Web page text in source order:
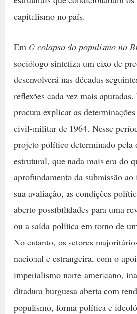
capitalismo no país.
Em O colapso do populismo no
sociólogo sintetiza um eixo de
desenvolverá nas décadas
reflexões cada vez mais
procura explicar as
civil-militar de 1964. Nesse
projeto político determinado pela
estrutural, que nada mais era do
aprofundamento da submissão
sua avaliação, as condições
aberto possibilidades para uma
ou a saída política em torno de
No entanto, os setores
nacional e estrangeira, com o
imperialismo norte-americano,
ditadura burguesa aberta com
populismo, forma política e